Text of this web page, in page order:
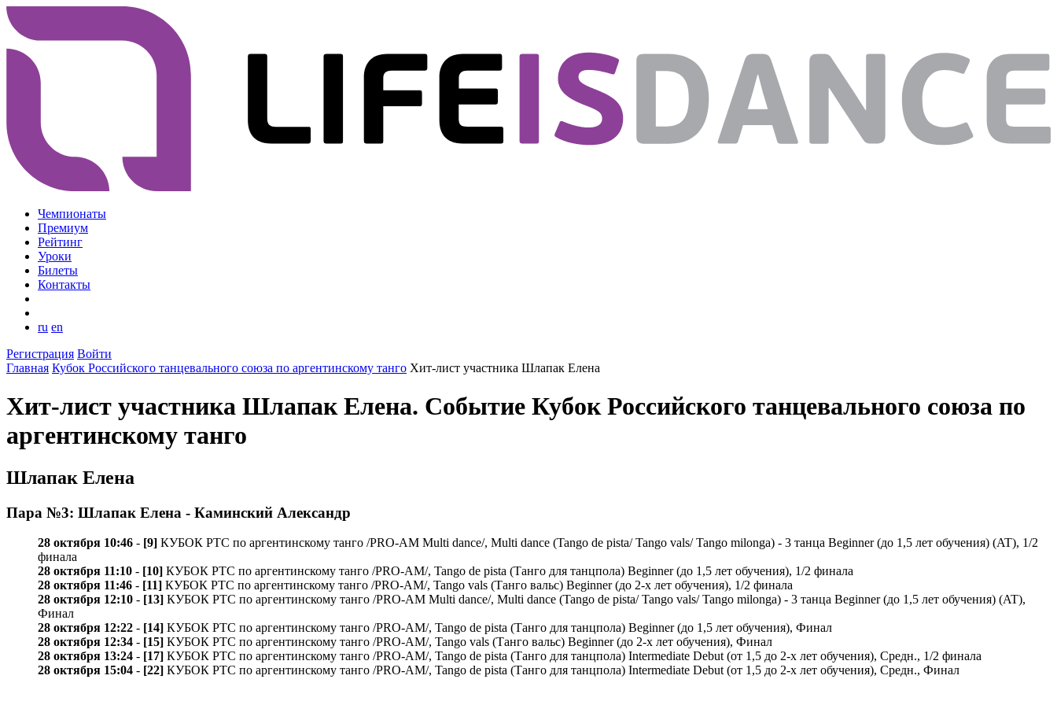
Чемпионаты
Премиум
Рейтинг
Уроки
Билеты
Контакты
ru en
Регистрация Войти
Главная Кубок Российского танцевального союза по аргентинскому танго Хит-лист участника Шлапак Елена
Хит-лист участника Шлапак Елена. Событие Кубок Российского танцевального союза по
аргентинскому танго
Шлапак Елена
Пара №3: Шлапак Елена - Каминский Александр
28 октября 10:46 - [9] КУБОК РТС по аргентинскому танго /PRO-AM Multi dance/, Multi dance (Tango de pista/ Tango vals/ Tango milonga) - 3 танца Beginner (до 1,5 лет обучения) (AT), 1/2
финала
28 октября 11:10 - [10] КУБОК РТС по аргентинскому танго /PRO-AM/, Tango de pista (Танго для танцпола) Beginner (до 1,5 лет обучения), 1/2 финала
28 октября 11:46 - [11] КУБОК РТС по аргентинскому танго /PRO-AM/, Tango vals (Танго вальс) Beginner (до 2-х лет обучения), 1/2 финала
28 октября 12:10 - [13] КУБОК РТС по аргентинскому танго /PRO-AM Multi dance/, Multi dance (Tango de pista/ Tango vals/ Tango milonga) - 3 танца Beginner (до 1,5 лет обучения) (AT),
Финал
28 октября 12:22 - [14] КУБОК РТС по аргентинскому танго /PRO-AM/, Tango de pista (Танго для танцпола) Beginner (до 1,5 лет обучения), Финал
28 октября 12:34 - [15] КУБОК РТС по аргентинскому танго /PRO-AM/, Tango vals (Танго вальс) Beginner (до 2-х лет обучения), Финал
28 октября 13:24 - [17] КУБОК РТС по аргентинскому танго /PRO-AM/, Tango de pista (Танго для танцпола) Intermediate Debut (от 1,5 до 2-х лет обучения), Средн., 1/2 финала
28 октября 15:04 - [22] КУБОК РТС по аргентинскому танго /PRO-AM/, Tango de pista (Танго для танцпола) Intermediate Debut (от 1,5 до 2-х лет обучения), Средн., Финал